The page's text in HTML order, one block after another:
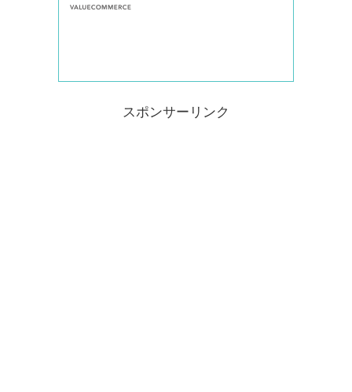
スポンサーリンク